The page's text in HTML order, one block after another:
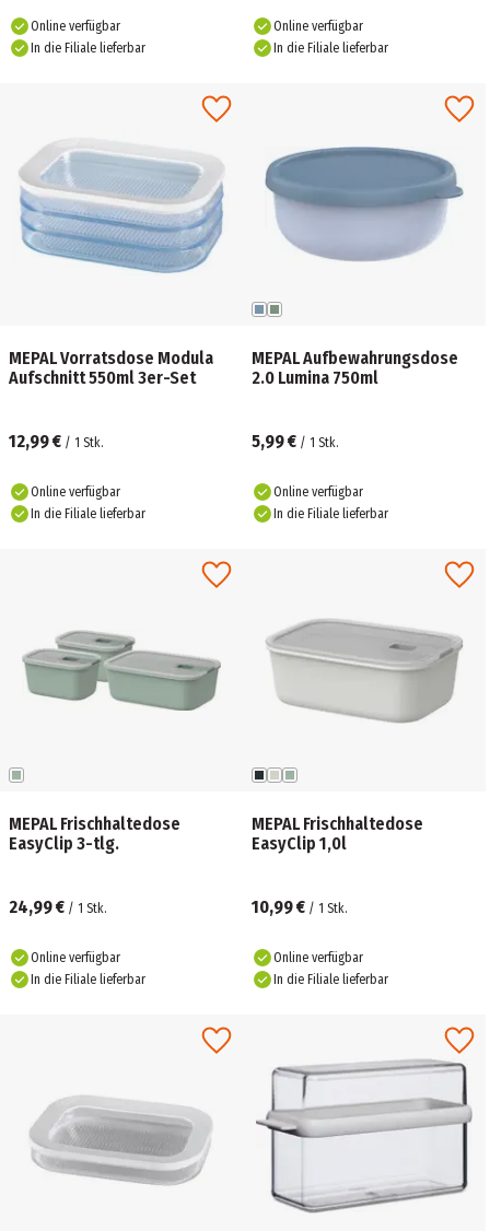
Online verfügbar
In die Filiale lieferbar
Online verfügbar
In die Filiale lieferbar
MEPAL Vorratsdose Modula
Aufschnitt 550ml 3er-Set
12,99 € / 1 Stk.
Online verfügbar
In die Filiale lieferbar
MEPAL Aufbewahrungsdose
2.0 Lumina 750ml
5,99 € / 1 Stk.
Online verfügbar
In die Filiale lieferbar
MEPAL Frischhaltedose
EasyClip 3-tlg.
24,99 € / 1 Stk.
Online verfügbar
In die Filiale lieferbar
MEPAL Frischhaltedose
EasyClip 1,0l
10,99 € / 1 Stk.
Online verfügbar
In die Filiale lieferbar